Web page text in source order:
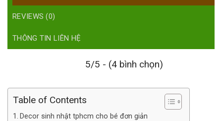
REVIEWS (0)
THÔNG TIN LIÊN HỆ
5/5 - (4 bình chọn)
Table of Contents
Decor sinh nhật tphcm cho bé đơn giản